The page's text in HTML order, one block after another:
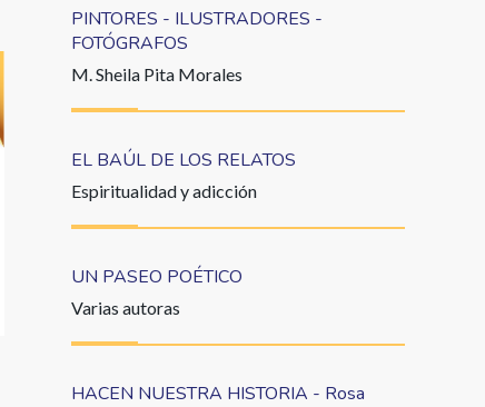
PINTORES - ILUSTRADORES -
FOTÓGRAFOS
M. Sheila Pita Morales
EL BAÚL DE LOS RELATOS
Espiritualidad y adicción
UN PASEO POÉTICO
Varias autoras
HACEN NUESTRA HISTORIA - Rosa